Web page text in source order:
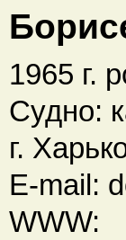
1965 г.
Судно:
г.
E-mail:
WWW: